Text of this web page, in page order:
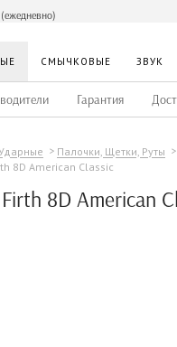
СМЫЧКОВЫЕ ЗВУК
Гарантия
Палочки, Щетки, Руты
8D American Classic
8D American